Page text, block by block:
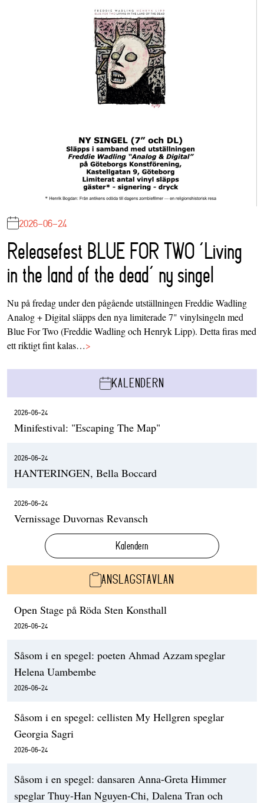
2026-06-24
Releasefest BLUE FOR TWO ‘Living
in the land of the dead’ ny singel
Nu på fredag under den pågående utställningen Freddie Wadling
Analog + Digital släpps den nya limiterade 7" vinylsingeln med
Blue For Two (Freddie Wadling och Henryk Lipp). Detta firas med
ett riktigt fint kalas…>
KALENDERN
2026-06-24
Minifestival: "Escaping The Map"
2026-06-24
HANTERINGEN, Bella Boccard
2026-06-24
Vernissage Duvornas Revansch
Kalendern
ANSLAGSTAVLAN
Open Stage på Röda Sten Konsthall
2026-06-24
Såsom i en spegel: poeten Ahmad Azzam speglar
Helena Uambembe
2026-06-24
Såsom i en spegel: cellisten My Hellgren speglar
Georgia Sagri
2026-06-24
Såsom i en spegel: dansaren Anna-Greta Himmer
speglar Thuy-Han Nguyen-Chi, Dalena Tran och